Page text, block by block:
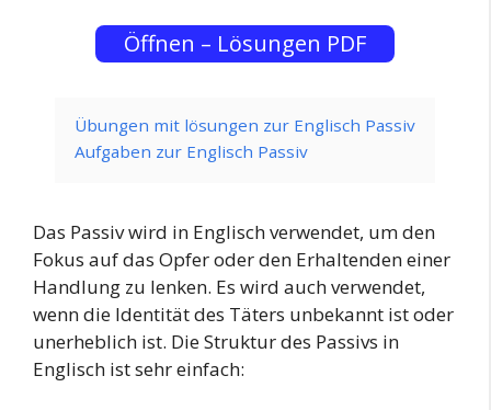
Öffnen – Lösungen PDF
Übungen mit lösungen zur Englisch Passiv
Aufgaben zur Englisch Passiv
Das Passiv wird in Englisch verwendet, um den
Fokus auf das Opfer oder den Erhaltenden einer
Handlung zu lenken. Es wird auch verwendet,
wenn die Identität des Täters unbekannt ist oder
unerheblich ist. Die Struktur des Passivs in
Englisch ist sehr einfach: